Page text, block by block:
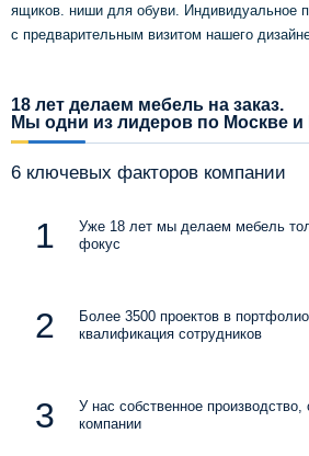
ящиков. ниши для обуви. Индивидуальное
с предварительным визитом нашего
18 лет делаем мебель на заказ.
Мы одни из лидеров по Москве
6 ключевых факторов компании
Уже 18 лет мы делаем мебель
фокус
Более 3500 проектов в
квалификация сотрудников
У нас собственное
компании